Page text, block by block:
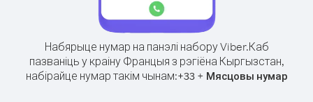
Набярыце нумар на панэлі набору Viber.Каб
пазваніць у краіну Францыя з рэгіёна Кыргызстан,
набірайце нумар такім чынам:+33+ Мясцовы нумар